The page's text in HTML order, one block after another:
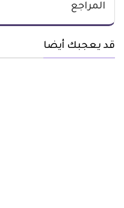
المراجع
قد يعجبك أيضا